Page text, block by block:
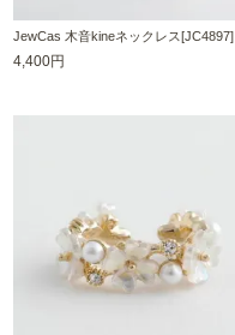
JewCas 木音kineネックレス[JC4897]
4,400円